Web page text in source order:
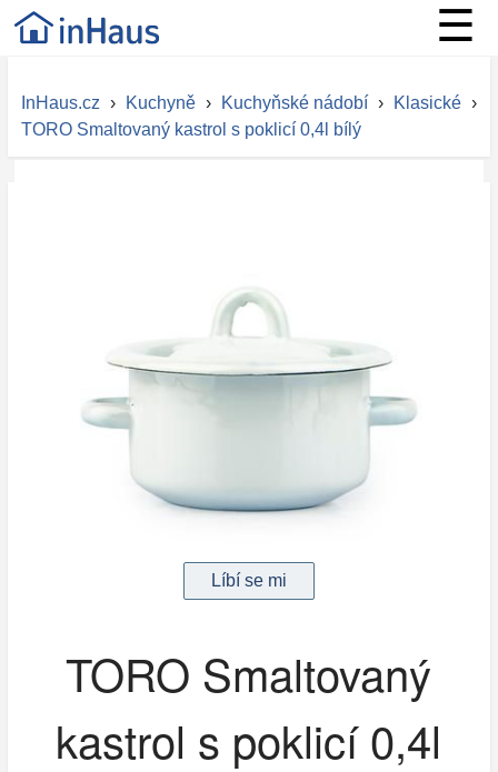
☰
InHaus.cz › Kuchyně › Kuchyňské nádobí › Klasické ›
TORO Smaltovaný kastrol s poklicí 0,4l bílý
TORO Smaltovaný
kastrol s poklicí 0,4l